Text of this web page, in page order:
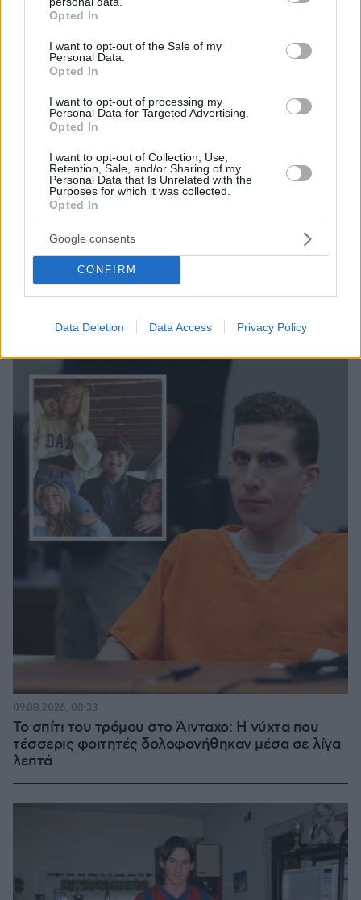
grant or deny consent to Google and its third-party tags to
use your data for below specified purposes in below Google
consent section.
Opted In
I want to opt-out of the Sale of my
Personal Data.
Opted In
I want to opt-out of processing my
Personal Data for Targeted Advertising.
Opted In
I want to opt-out of Collection, Use,
Retention, Sale, and/or Sharing of my
Personal Data that Is Unrelated with the
Purposes for which it was collected.
Opted In
Google consents
CONFIRM
Data Deletion Data Access Privacy Policy
Κ. Καρτάλης: Η Ευρώπη θερμαίνεται ταχύτερα από
άλλες ηπείρους
πριν 12 λεπτά
ΦΩΤΗΣ ΠΛΙΑΚΟΣ
Αρης: Τι μάθαμε από το φιλικό με τον Πανσερραϊκό
πριν 17 λεπτά
θέτει στις ΗΠΑ για να «ξεκλειδώσει» τα Στενά
πριν 20 λεπτά
Η Βαλέρια Χοψονίδου βάφτισε τον γιο της στη
Βουλιαγμένη, δείτε φωτογραφίες
πριν 21 λεπτά
ΔΕΙΤΕ ΟΛΕΣ ΤΙΣ ΕΙΔΗΣΕΙΣ
ΤΑ ΠΙΟ ΔΗΜΟΦΙΛΗ
Το σπίτι του τρόμου στο Άινταχο: Η νύχτα που
τέσσερις φοιτητές δολοφονήθηκαν μέσα σε λίγα
λεπτά
09.08.2026, 08:33